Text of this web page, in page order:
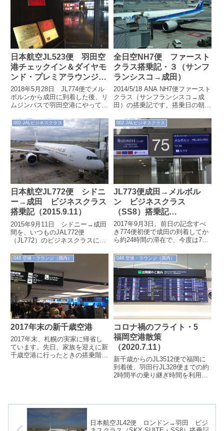
日本航空JL523便 羽田空
港チェックイン＆ダイヤモ
ンド・プレミアラウンジ
（2018.5.28）
2018年5月28日 JL774便でメル
ボルンから成田に到着した後、リ
ムジンバスで羽田空港にやってき
JL523便のチェックインと夫...
全日空NH7便 ファースト
クラス搭乗記・３（サンフ
ランシスコ→成田）
2014/5/18 ANA NH7便ファースト
クラス（サンフランシスコ→成
田）の搭乗記です。搭乗日の朝、
に乗って空港へ。ファース...
002 JALビジネスクラス
日本航空JL772便 シドニ
ー→成田 ビジネスクラス
搭乗記（2015.9.11）
2015年9月11日 シドニー→成田
間を、いつものJAL772便
（JL772）のビジネスクラスにア
JGCプレミア資格を取ってから、
ス...
002 JALビジネスクラス
JL773便成田→メルボル
ン ビジネスクラス
（SS8）搭乗記
（2017.9.3）
2017年9月3日。前日の記念すべ
き774便初便で成田の到着してか
ら約24時間の滞在で、今度は773
田⇔メルボルン線が開設される
ま...
048 空港・ラウンジ（国内）
2017年末の新千歳空港
2017年末、札幌の実家に帰省し
ています。先日、家族を迎えに新
千歳空港に行ったときの搭乗階の
048 空港・ラウンジ（国内）
コロナ禍のフライト・5
福岡空港散策
（2020.7.11）
新千歳からのJL3512便で福岡に
到着後、羽田行JL328便までの約
2時間半の乗り継ぎ時間を利用し
日本航空JL42便 ロンドン→羽田 ビジ